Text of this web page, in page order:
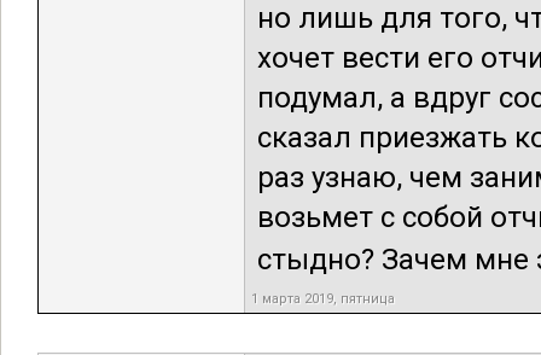
но лишь для того,
хочет вести его
подумал, а вдруг
сказал приезжать
раз узнаю, чем
возьмет с собой
стыдно? Зачем мне
1 марта 2019, пятница